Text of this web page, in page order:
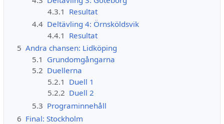
4.3.1 Resultat
4.4 Deltävling 4: Örnsköldsvik
4.4.1 Resultat
5 Andra chansen: Lidköping
5.1 Grundomgångarna
5.2 Duellerna
5.2.1 Duell 1
5.2.2 Duell 2
5.3 Programinnehåll
6 Final: Stockholm